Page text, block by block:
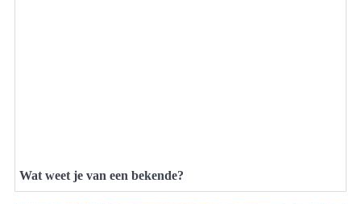
Wat weet je van een bekende?